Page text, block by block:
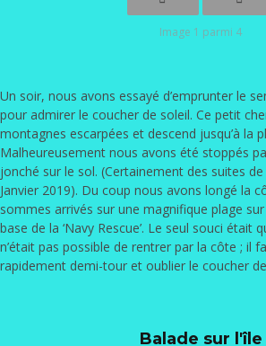
Image 1 parmi 4
Un soir, nous avons essayé d’emprunter le
pour admirer le coucher de soleil. Ce petit
montagnes escarpées et descend jusqu’à la
Malheureusement nous avons été stoppés
jonché sur le sol. (Certainement des suites
Janvier 2019). Du coup nous avons longé la
sommes arrivés sur une magnifique plage
base de la ‘Navy Rescue’. Le seul souci était
n’était pas possible de rentrer par la côte ; il
rapidement demi-tour et oublier le coucher
Balade sur l'île